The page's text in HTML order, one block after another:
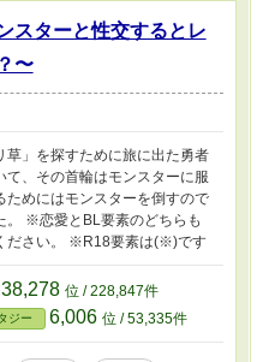
スターと性交するとレ
〜
草」を探すために旅に出た勇者
、その首輪はモンスターに服
ためにはモンスターを倒すので
。 ※恋愛とBL要素のどちらも
ださい。 ※R18要素は(※)です
38,278 位 / 228,847件
ジー 6,006 位 / 53,335件